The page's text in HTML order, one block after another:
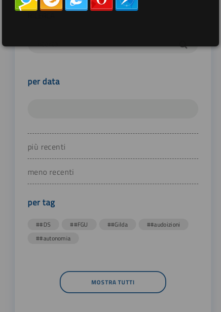
per data
più recenti
meno recenti
per tag
##DS ##FGU ##Gilda
##audoizioni
##autonomia
MOSTRA TUTTI